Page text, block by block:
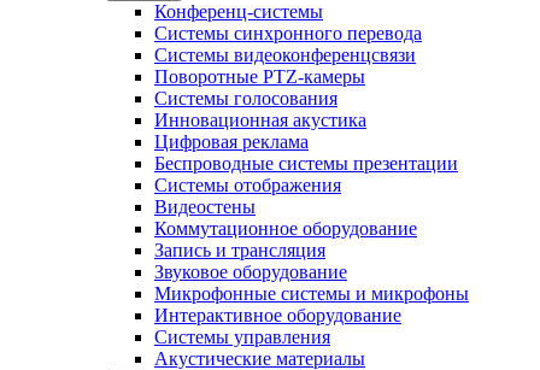
Конференц-системы
Системы синхронного перевода
Системы видеоконференцсвязи
Поворотные PTZ-камеры
Системы голосования
Инновационная акустика
Цифровая реклама
Беспроводные системы презентации
Системы отображения
Видеостены
Коммутационное оборудование
Запись и трансляция
Звуковое оборудование
Микрофонные системы и микрофоны
Интерактивное оборудование
Системы управления
Акустические материалы